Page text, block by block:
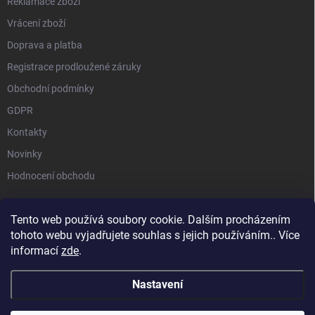
Tento web používá soubory cookie. Dalším procházením
tohoto webu vyjadřujete souhlas s jejich používáním.. Více
informací zde.
Nastavení
Vrácení zboží
Doprava a platba
Registrace prodloužené záruky
Obchodní podmínky
GDPR
Kontakty
Novinky
Hodnocení obchodu
STIHL | STIHL TIMBERSPORTS |
SEGWAY NAVIMOW |
MAMMOTION